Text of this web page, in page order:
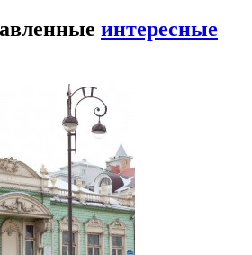
интересные